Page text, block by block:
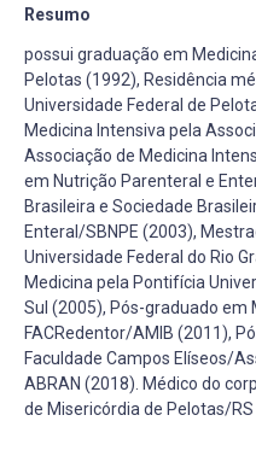
Resumo
possui graduação em
Pelotas (1992), Residência
Universidade Federal de
Medicina Intensiva pela
Associação de Medicina
em Nutrição Parenteral e
Brasileira e Sociedade
Enteral/SBNPE (2003),
Universidade Federal do Rio
Medicina pela Pontifícia
Sul (2005), Pós-graduado em
FACRedentor/AMIB (2011),
Faculdade Campos Elíseos/
ABRAN (2018). Médico do
de Misericórdia de Pelotas/